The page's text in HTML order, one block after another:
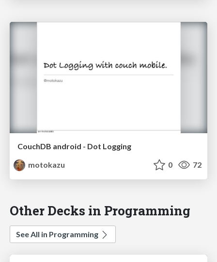
CouchDB android - Dot Logging
motokazu
0 72
Other Decks in Programming
See All in Programming